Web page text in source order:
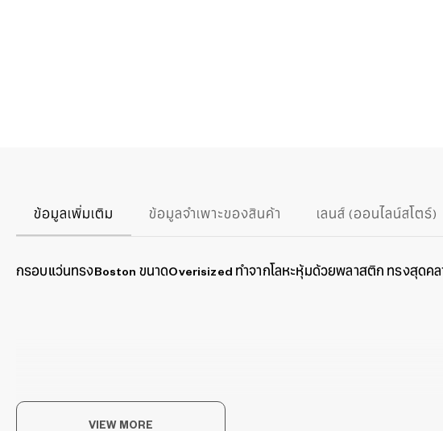
ข้อมูลเพิ่มเติม ข้อมูลจำเพาะของสินค้า เลนส์ (ออนไลน์สโตร์)
กรอบแว่นทรงBoston ขนาดOverisized ทำจากโลหะหุ้มด้วยพลาสติก ทรงสุดค
VIEW MORE